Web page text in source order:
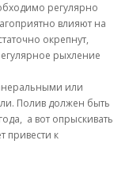
регулярно
влияют на
окрепнут,
рыхление
или
Полив должен быть
а вот опрыскивать
привести к